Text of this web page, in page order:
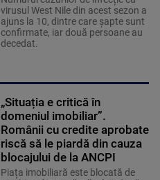
virusul West Nile din acest sezon a
ajuns la 10, dintre care șapte sunt
confirmate, iar două persoane au
decedat.
„Situația e critică în
domeniul imobiliar”.
Românii cu credite aprobate
riscă să le piardă din cauza
blocajului de la ANCPI
Piața imobiliară este blocată de